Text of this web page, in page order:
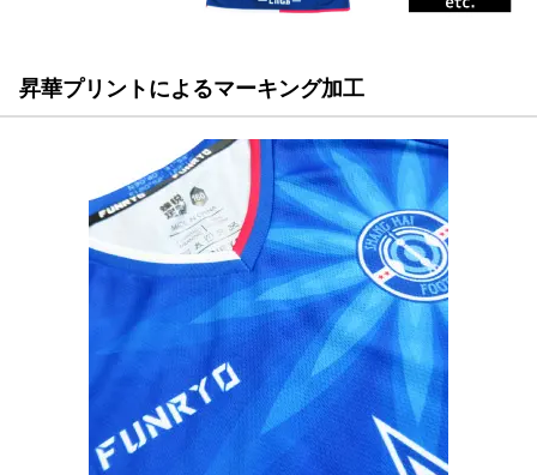
昇華プリントによるマーキング加工